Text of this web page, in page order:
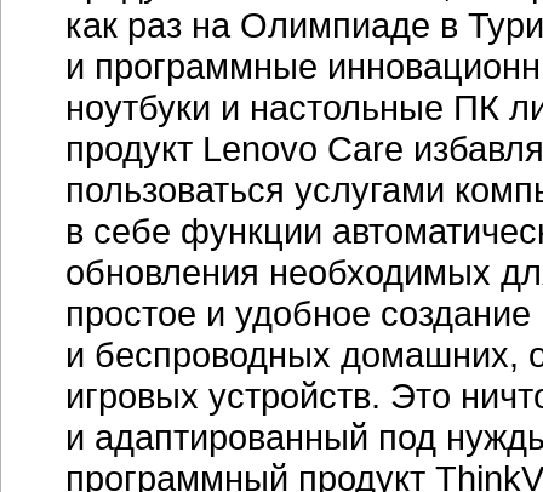
как раз на Олимпиаде в
и программные
ноутбуки и настольные ПК
продукт Lenovo Care
пользоваться услугами
в себе функции
обновления необходимых
простое и удобное
и беспроводных домашних,
игровых устройств. Это
и адаптированный под
программный продукт